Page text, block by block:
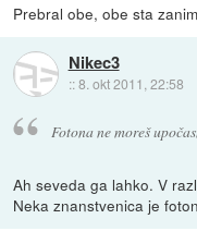
Prebral obe, obe sta
Nikec3
::8. okt 2011, 22:58
Fotona ne moreš
Ah seveda ga lahko. V
Neka znanstvenica je